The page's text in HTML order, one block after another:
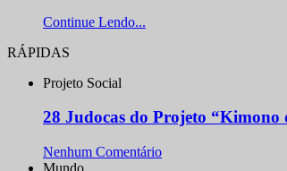
Continue Lendo...
RÁPIDAS
Projeto Social
28 Judocas do Projeto
Nenhum Comentário
Mundo